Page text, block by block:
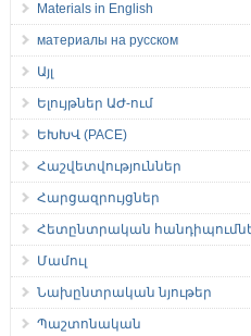
Materials in English
материалы на русском
Այլ
Ելույթներ ԱԺ-ում
ԵԽԽՎ (PACE)
Հաշվետվություններ
Հարցազրույցներ
Հետընտրական
Մամուլ
Նախընտրական նյութեր
Պաշտոնական